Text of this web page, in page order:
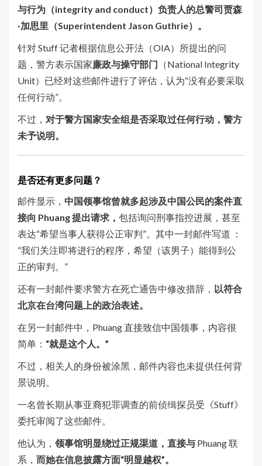
与行为（integrity and conduct）负责人的总警司贾森
·加思里（Superintendent Jason Guthrie）。
针对 Stuff 记者根据信息公开法（OIA）所提出的问
题，警方表示国家廉政与操守部门 （National Integrity
Unit）已经对这些邮件进行了评估，认为“没有必要采取
任何行动”。
不过， 对于警方国家安全组是否采取过任何行动，警方
未予说明。
是否还有更多问题？
邮件显示， 中国领事馆曾就多起涉及中国公民的案件直
接向 Phuang 提出请求， 包括询问刑事指控进展，甚至
表达“希望当事人获得公正审判”。其中一封邮件写道 ：
“我们关注即将进行的程序，希望（该男子）能得到公
正的审判。”
还有一封邮件要求警方在死亡通告中修改措辞， 以符合
北京在台湾问题上的政治表述。
在另一封邮件中，Phuang 直接致信中国领事，内容很
简单： “就是这个人。”
不过，相关人的身份被涂黑，邮件内容也未提供任何背
景说明。
一名曾长期从事亚裔犯罪调查的前侦缉探员受《Stuff》
委托审阅了这些邮件。
他认为， 领事馆明显绕过正规渠道，直接与 Phuang 联
系， 而她在信息披露方面“明显越权”。